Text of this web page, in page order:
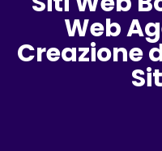
Web
Creazione